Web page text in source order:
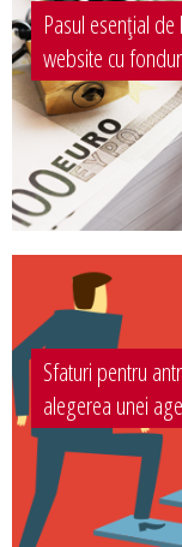
Pasul esențial
website cu
Sfaturi pentru
alegerea unei